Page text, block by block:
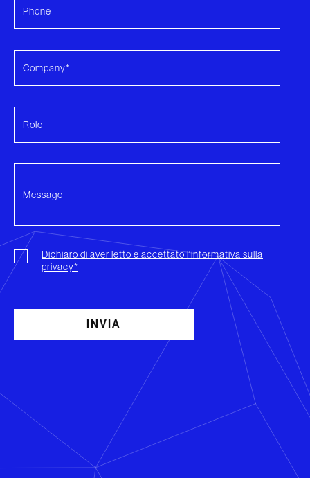
Dichiaro di aver letto e accettato l'informativa sulla
privacy*